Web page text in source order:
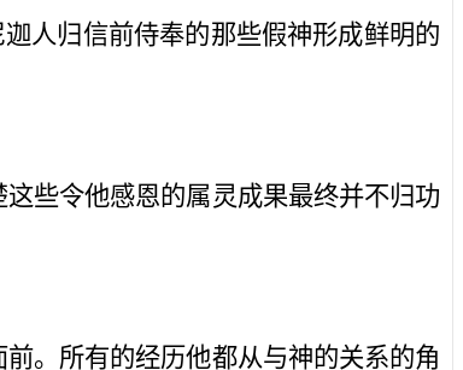
人归信前侍奉的那些假神形成鲜明的
些令他感恩的属灵成果最终并不归功
。所有的经历他都从与神的关系的角